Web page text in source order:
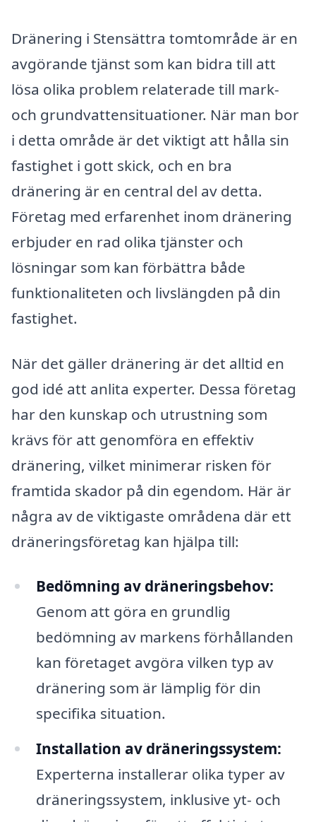
Dränering i Stensättra tomtområde är en
avgörande tjänst som kan bidra till att
lösa olika problem relaterade till mark-
och grundvattensituationer. När man bor
i detta område är det viktigt att hålla sin
fastighet i gott skick, och en bra
dränering är en central del av detta.
Företag med erfarenhet inom dränering
erbjuder en rad olika tjänster och
lösningar som kan förbättra både
funktionaliteten och livslängden på din
fastighet.
När det gäller dränering är det alltid en
god idé att anlita experter. Dessa företag
har den kunskap och utrustning som
krävs för att genomföra en effektiv
dränering, vilket minimerar risken för
framtida skador på din egendom. Här är
några av de viktigaste områdena där ett
dräneringsföretag kan hjälpa till:
Bedömning av dräneringsbehov:
Genom att göra en grundlig
bedömning av markens förhållanden
kan företaget avgöra vilken typ av
dränering som är lämplig för din
specifika situation.
Installation av dräneringssystem:
Experterna installerar olika typer av
dräneringssystem, inklusive yt- och